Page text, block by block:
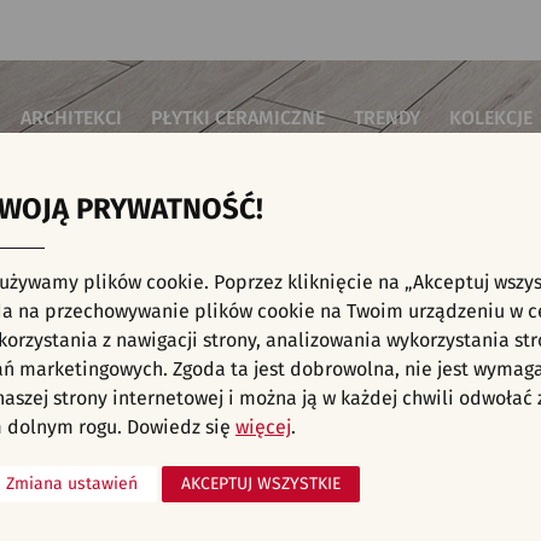
ARCHITEKCI PŁYTKI CERAMICZNE TRENDY KOLEKCJE
do sypialni
kuchenne
łazienkowe
na schody
na taras
komercyjne
Płytki ścienne
Płytki cegiełki
Płytki drewnopodobne
Płytki heksagonalne
Płytki jodełka
Płytki kamienne
Płytki kolorowe
Płytki
Płytki we
KAFELKI - MOZAIKA, CZARNE
PRYWATNOŚĆ!
plików cookie. Poprzez kliknięcie na „Akceptuj
na przechowywanie plików cookie na Twoim urządzeniu w
z nawigacji strony, analizowania wykorzystania
marketingowych. Zgoda ta jest dobrowolna, nie jest
strony internetowej i można ją w każdej chwili odwołać
dolnym rogu. Dowiedz się więcej.
Zmiana ustawień AKCEPTUJ WSZYSTKIE